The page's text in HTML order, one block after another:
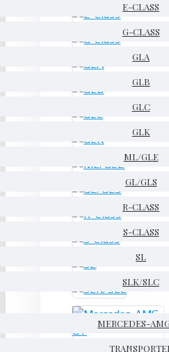
E-CLASS
G-CLASS
GLA
GLB
GLC
GLK
ML/GLE
GL/GLS
R-CLASS
S-CLASS
SL
SLK/SLC
MERCEDES-